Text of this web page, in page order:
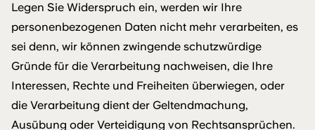
Legen Sie Widerspruch ein, werden wir Ihre
personenbezogenen Daten nicht mehr verarbeiten, es
sei denn, wir können zwingende schutzwürdige
Gründe für die Verarbeitung nachweisen, die Ihre
Interessen, Rechte und Freiheiten überwiegen, oder
die Verarbeitung dient der Geltendmachung,
Ausübung oder Verteidigung von Rechtsansprüchen.